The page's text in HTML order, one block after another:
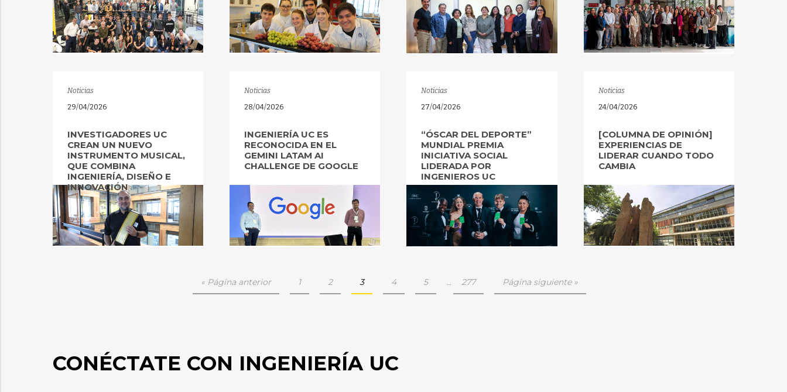
Noticias
29/04/2026
INVESTIGADORES UC
CREAN UN NUEVO
INSTRUMENTO MUSICAL,
QUE COMBINA
INGENIERÍA, DISEÑO E
INNOVACIÓN
Noticias
28/04/2026
INGENIERÍA UC ES
RECONOCIDA EN EL
GEMINI LATAM AI
CHALLENGE DE GOOGLE
Noticias
27/04/2026
“ÓSCAR DEL DEPORTE”
MUNDIAL PREMIA
INICIATIVA SOCIAL
LIDERADA POR
INGENIEROS UC
Noticias
24/04/2026
[COLUMNA DE OPINIÓN]
EXPERIENCIAS DE
LIDERAR CUANDO TODO
CAMBIA
« Página anterior 1 2 3 4 5 … 277 Página siguiente »
CONÉCTATE CON INGENIERÍA UC